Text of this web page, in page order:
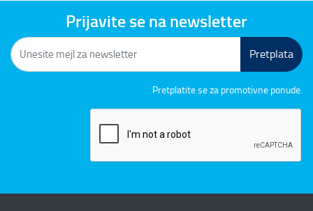
Prijavite se na newsletter
Pretplata
Pretplatite se za promotivne ponude.